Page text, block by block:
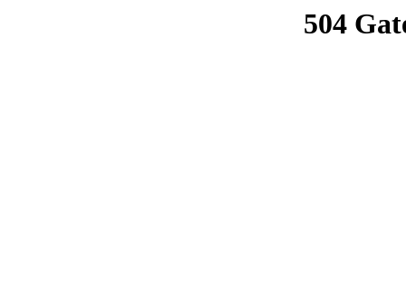
504